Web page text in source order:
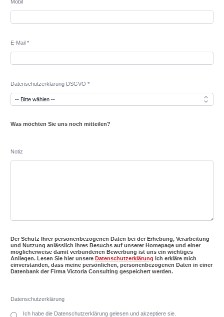
Mobil
E-Mail *
Datenschutzerklärung DSGVO *
Was möchten Sie uns noch mitteilen?
Notiz
Der Schutz Ihrer personenbezogenen Daten bei der Erhebung, Verarbeitung
und Nutzung anlässlich Ihres Besuchs auf unserer Homepage und einer
möglicherweise damit verbundenen Bewerbung ist uns ein wichtiges
Anliegen. Lesen Sie hier unsere Datenschutzerklärung Ich erkläre mich
einverstanden, dass meine persönlichen, personenbezogenen Daten in einer
Datenbank der Firma Victoria Consulting gespeichert werden.
Datenschutzerklärung
Ich habe die Datenschutzerklärung gelesen und akzeptiere sie.